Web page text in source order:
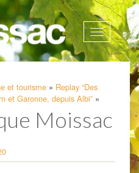
Afficher
la
et tourisme » Replay “Des
et Garonne, depuis Albi” »
Moissac